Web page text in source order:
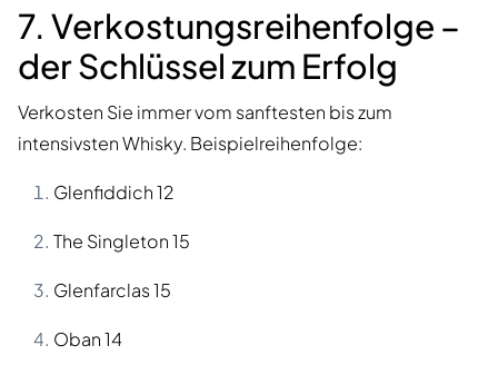
7. Verkostungsreihenfolge –
der Schlüssel zum Erfolg
Verkosten Sie immer vom sanftesten bis zum
intensivsten Whisky. Beispielreihenfolge:
Glenfiddich 12
The Singleton 15
Glenfarclas 15
Oban 14